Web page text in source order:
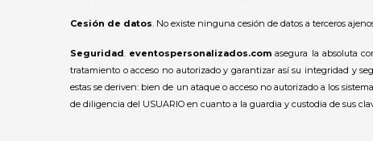
Cesión de datos. No existe ninguna cesión de datos a terceros
Seguridad. eventospersonalizados.com asegura la absoluta
tratamiento o acceso no autorizado y garantizar así su integridad y
estas se deriven: bien de un ataque o acceso no autorizado a los
de diligencia del USUARIO en cuanto a la guardia y custodia de sus